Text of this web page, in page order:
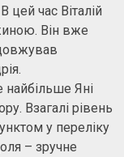
час Віталій
Він вже
найбільше Яні
Взагалі рівень
у переліку
– зручне